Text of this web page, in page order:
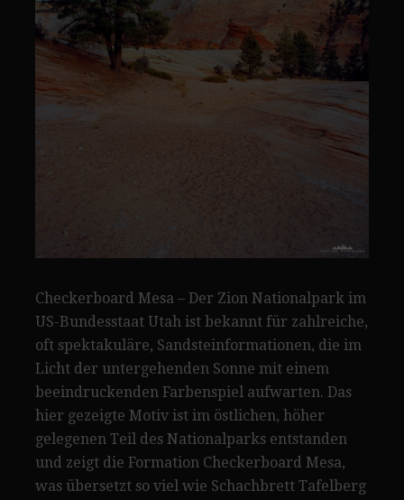
Checkerboard Mesa – Der Zion Nationalpark im
US-Bundesstaat Utah ist bekannt für zahlreiche,
oft spektakuläre, Sandsteinformationen, die im
Licht der untergehenden Sonne mit einem
beeindruckenden Farbenspiel aufwarten. Das
hier gezeigte Motiv ist im östlichen, höher
gelegenen Teil des Nationalparks entstanden
und zeigt die Formation Checkerboard Mesa,
was übersetzt so viel wie Schachbrett Tafelberg